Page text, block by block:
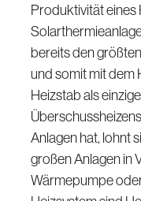
Produktivität eines
bereits den
und somit mit dem
Heizstab als
Anlagen hat, lohnt
großen Anlagen in
Wärmepumpe